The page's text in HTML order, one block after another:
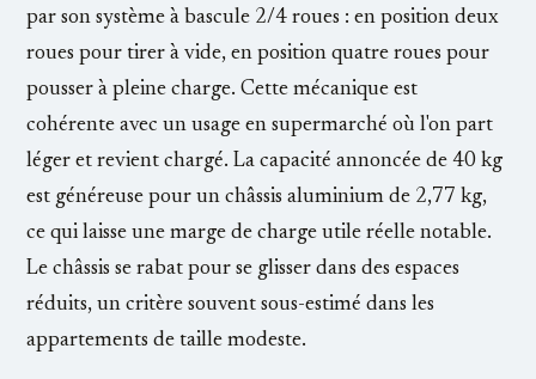
par son système à bascule 2/4 roues : en position deux
roues pour tirer à vide, en position quatre roues pour
pousser à pleine charge. Cette mécanique est
cohérente avec un usage en supermarché où l'on part
léger et revient chargé. La capacité annoncée de 40 kg
est généreuse pour un châssis aluminium de 2,77 kg,
ce qui laisse une marge de charge utile réelle notable.
Le châssis se rabat pour se glisser dans des espaces
réduits, un critère souvent sous-estimé dans les
appartements de taille modeste.